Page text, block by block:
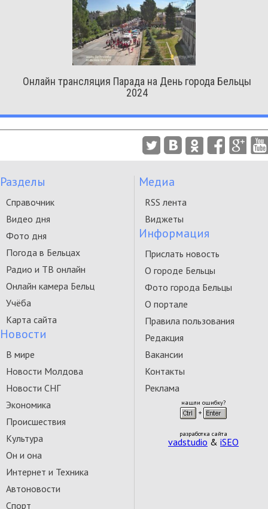
Онлайн трансляция Парада на День города Бельцы
2024
Разделы
Справочник
Видео дня
Фото дня
Погода в Бельцах
Радио и ТВ онлайн
Онлайн камера Бельц
Учёба
Карта сайта
Новости
В мире
Новости Молдова
Новости СНГ
Экономика
Происшествия
Культура
Он и она
Интернет и Техника
Автоновости
Спорт
Медиа
RSS лента
Виджеты
Информация
Прислать новость
О городе Бельцы
Фото города Бельцы
О портале
Правила пользования
Редакция
Вакансии
Контакты
Реклама
нашли ошибку?
разработка сайта
vadstudio & iSEO